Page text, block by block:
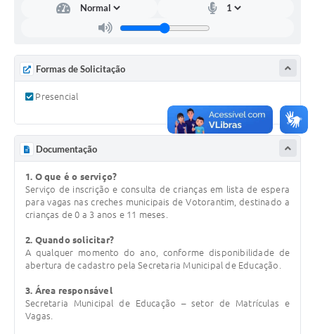
Jornal (Edições anteriores)
Plano Municipal de Saneamento Básico
Arquivos para Download
Guarda Civil Municipal (GCM)
Arborização urbana
Manual para arquivo de remessa – NFSe
Lei de Acesso à Informação
Legislação
IPTU Selo Verde
Notícias
Formas de Solicitação
Presencial
Documentação
1. O que é o serviço?
Serviço de inscrição e consulta de crianças em lista de espera
para vagas nas creches municipais de Votorantim, destinado a
crianças de 0 a 3 anos e 11 meses.
2. Quando solicitar?
A qualquer momento do ano, conforme disponibilidade de
abertura de cadastro pela Secretaria Municipal de Educação.
3. Área responsável
Secretaria Municipal de Educação – setor de Matrículas e
Vagas.